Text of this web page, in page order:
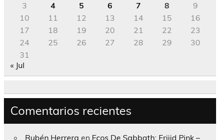
3
4 5 6 7 8
9
10
11 12 13 14 15
16
17
18 19 20 21 22
23
24
25 26 27 28 29
30
31
« Jul
Comentarios recientes
Rubén Herrera en Ecos De Sabbath; Frijid Pink –